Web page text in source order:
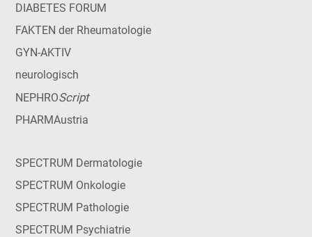
DIABETES FORUM
FAKTEN der Rheumatologie
GYN-AKTIV
neurologisch
NEPHROScript
PHARMAustria
SPECTRUM Dermatologie
SPECTRUM Onkologie
SPECTRUM Pathologie
SPECTRUM Psychiatrie